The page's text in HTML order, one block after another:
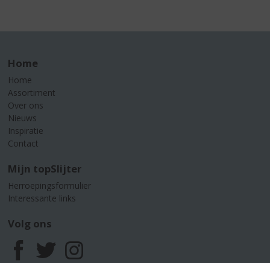
Home
Home
Assortiment
Over ons
Nieuws
Inspiratie
Contact
Mijn topSlijter
Herroepingsformulier
Interessante links
Volg ons
F T I